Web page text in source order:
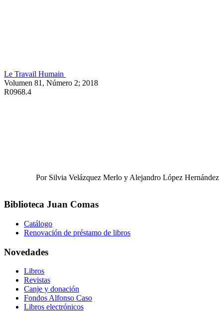
Le Travail Humain
Volumen 81, Número 2; 2018
R0968.4
Por Silvia Velázquez Merlo y Alejandro López Hernández
Biblioteca Juan Comas
Catálogo
Renovación de préstamo de libros
Novedades
Libros
Revistas
Canje y donación
Fondos Alfonso Caso
Libros electrónicos